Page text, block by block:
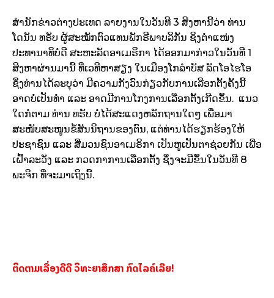
ສຳນັກຂ່າວຕ່າງປະເທດ ລາຍງານໃນວັນທີ 3 ສິງຫານີ້ວ່າ ທ່ານ
ໂດນັນ ທຣັບ ຜູ້ສະໝັກຕົວແທນພັກຣີພາບລິກັນ ຊິງຕຳແໜ່ງ
ປະທານາທິບໍດີ ສະຫະລັດອາເມຣິກາ ໄດ້ອອກມາກ່າວໃນວັນທີ 1
ສິງຫາຜ່ານມານີ້ ທີ່ເວທີຫາສຽງ ໃນເມືອງໂກລຳບັສ ລັດໂອໄຮໂອ
ຊຶ່ງທ່ານໄດ້ລະບຸວ່າ ມີຄວາມກັງວົນກ່ຽວກັບການເລືອກຕັ້ງຄັ້ງນີ້
ອາດບໍ່ເປັນທຳ ແລະ ອາດມີການໂກງການເລືອກຕັ້ງເກີດຂຶ້ນ. ແນວ
ໃດກໍຕາມ ທ່ານ ທຣັບ ບໍ່ໄດ້ສະແດງຫລັກຖານໃດໆ ເພື່ອມາ
ສະໜັບສະໜູນຂໍ້ສັນນິຖານຂອງຕົນ, ແຕ່ທ່ານໄດ້ຮຽກຮ້ອງໃຫ້
ປະຊາຊົນ ແລະ ສື່ມວນຊົນອາເມຣິກາ ເປັນຫູເປັນຕາຊ່ວຍກັນ ເພື່ອ
ເຝົ້າລະວັງ ແລະ ກວດກາການເລືອກຕັ້ງ ຊຶ່ງຈະມີຂຶ້ນໃນວັນທີ 8
ພະຈິກ ທີ່ຈະມາເຖິງນີ້.
ຕິດຕາມເລື່ອງດີດີ ວິທະຍາສຶກສາ ກົດໄລຄ໌ເລີຍ!